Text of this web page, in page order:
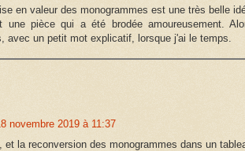
en valeur des monogrammes est une très belle
une pièce qui a été brodée amoureusement.
avec un petit mot explicatif, lorsque j'ai le temps.
novembre 2019 à 11:37
et la reconversion des monogrammes dans un